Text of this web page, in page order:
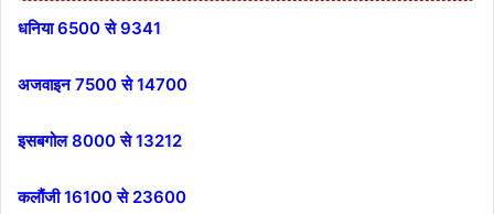
धनिया 6500 से 9341
अजवाइन 7500 से 14700
इसबगोल 8000 से 13212
कलौंजी 16100 से 23600